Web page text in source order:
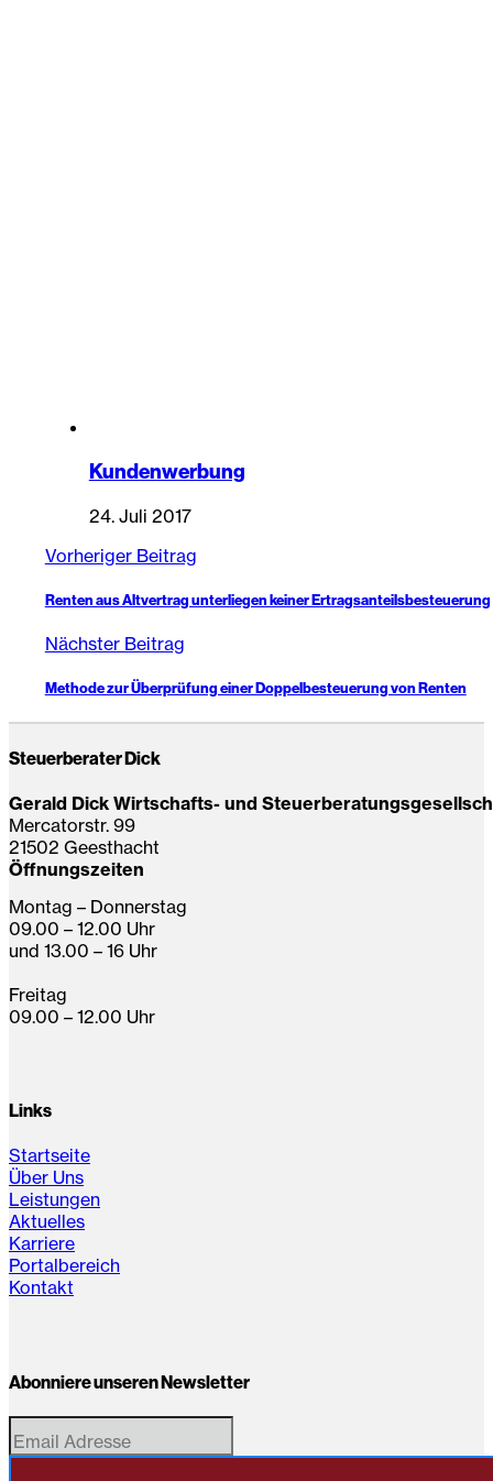
Kundenwerbung
24. Juli 2017
Vorheriger Beitrag
Renten aus Altvertrag unterliegen keiner Ertragsanteilsbesteuerung
Nächster Beitrag
Methode zur Überprüfung einer Doppelbesteuerung von Renten
Steuerberater Dick
Gerald Dick Wirtschafts- und
Mercatorstr. 99
21502 Geesthacht
Öffnungszeiten
Montag – Donnerstag
09.00 – 12.00 Uhr
und 13.00 – 16 Uhr
Freitag
09.00 – 12.00 Uhr
Links
Startseite
Über Uns
Leistungen
Aktuelles
Karriere
Portalbereich
Kontakt
Abonniere unseren Newsletter